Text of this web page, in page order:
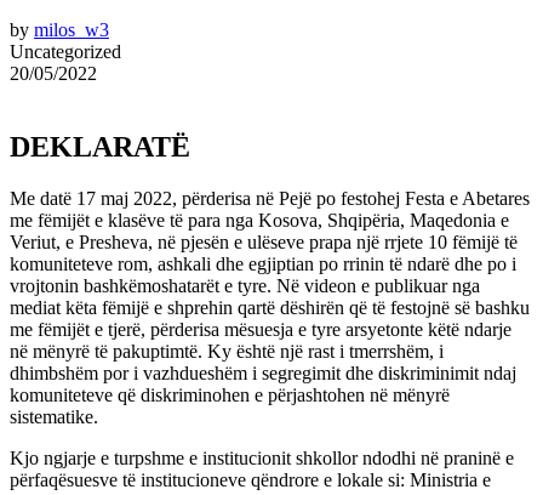
by milos_w3
Uncategorized
20/05/2022
DEKLARATË
Me datë 17 maj 2022, përderisa në Pejë po festohej Festa e Abetares
me fëmijët e klasëve të para nga Kosova, Shqipëria, Maqedonia e
Veriut, e Presheva, në pjesën e ulëseve prapa një rrjete 10 fëmijë të
komuniteteve rom, ashkali dhe egjiptian po rrinin të ndarë dhe po i
vrojtonin bashkëmoshatarët e tyre. Në videon e publikuar nga
mediat këta fëmijë e shprehin qartë dëshirën që të festojnë së bashku
me fëmijët e tjerë, përderisa mësuesja e tyre arsyetonte këtë ndarje
në mënyrë të pakuptimtë. Ky është një rast i tmerrshëm, i
dhimbshëm por i vazhdueshëm i segregimit dhe diskriminimit ndaj
komuniteteve që diskriminohen e përjashtohen në mënyrë
sistematike.
Kjo ngjarje e turpshme e institucionit shkollor ndodhi në praninë e
përfaqësuesve të institucioneve qëndrore e lokale si: Ministria e